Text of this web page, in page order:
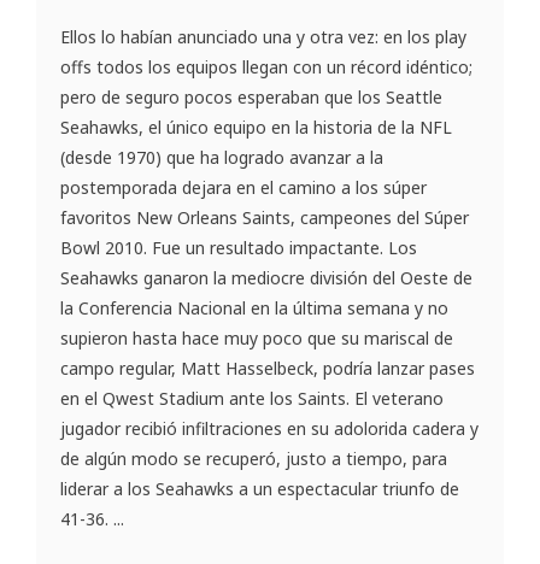
Ellos lo habían anunciado una y otra vez: en los play
offs todos los equipos llegan con un récord idéntico;
pero de seguro pocos esperaban que los Seattle
Seahawks, el único equipo en la historia de la NFL
(desde 1970) que ha logrado avanzar a la
postemporada dejara en el camino a los súper
favoritos New Orleans Saints, campeones del Súper
Bowl 2010. Fue un resultado impactante. Los
Seahawks ganaron la mediocre división del Oeste de
la Conferencia Nacional en la última semana y no
supieron hasta hace muy poco que su mariscal de
campo regular, Matt Hasselbeck, podría lanzar pases
en el Qwest Stadium ante los Saints. El veterano
jugador recibió infiltraciones en su adolorida cadera y
de algún modo se recuperó, justo a tiempo, para
liderar a los Seahawks a un espectacular triunfo de
41-36. ...